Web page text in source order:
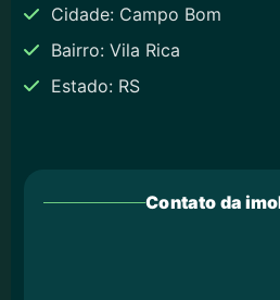
Cidade: Campo Bom
Bairro: Vila Rica
Estado: RS
Contato da